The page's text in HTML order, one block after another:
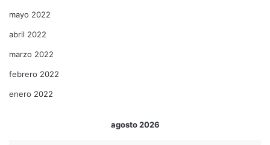
mayo 2022
abril 2022
marzo 2022
febrero 2022
enero 2022
agosto 2026